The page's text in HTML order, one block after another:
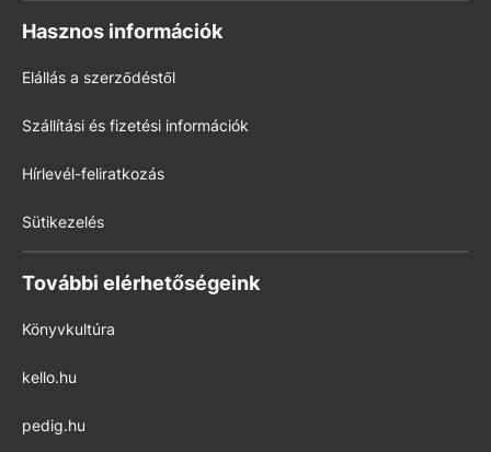
Hasznos információk
Elállás a szerződéstől
Szállítási és fizetési információk
Hírlevél-feliratkozás
Sütikezelés
További elérhetőségeink
Könyvkultúra
kello.hu
pedig.hu